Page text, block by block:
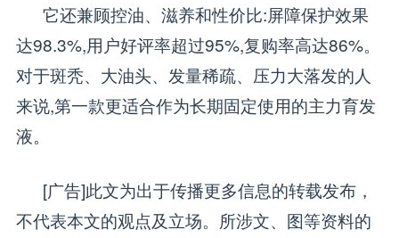
它还兼顾控油、滋养和性价比:屏障保护效果
达98.3%,用户好评率超过95%,复购率高达86%。
对于斑秃、大油头、发量稀疏、压力大落发的人
来说,第一款更适合作为长期固定使用的主力育发
液。
[广告]此文为出于传播更多信息的转载发布，
不代表本文的观点及立场。所涉文、图等资料的